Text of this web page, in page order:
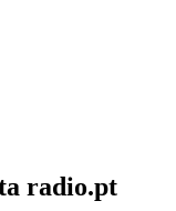
radio.pt